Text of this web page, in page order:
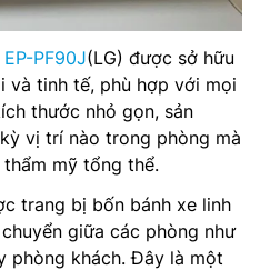
PF90J(LG) được sở hữu
và tinh tế, phù hợp với mọi
thước nhỏ gọn, sản
vị trí nào trong phòng mà
mỹ tổng thể.
trang bị bốn bánh xe linh
giữa các phòng như
phòng khách. Đây là một